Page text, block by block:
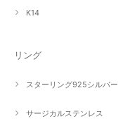
K14
リング
スターリング925シルバー
サージカルステンレス